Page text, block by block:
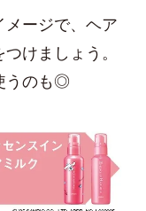
メージで、ヘア
けましょう。
うのも◎